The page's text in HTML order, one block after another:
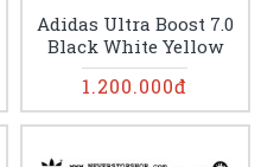
Adidas Ultra Boost 7.0
Black White Yellow
1.200.000đ